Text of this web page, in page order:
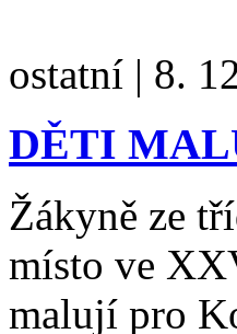
ostatní | 8.
DĚTI
Žákyně ze
místo ve
malují pro